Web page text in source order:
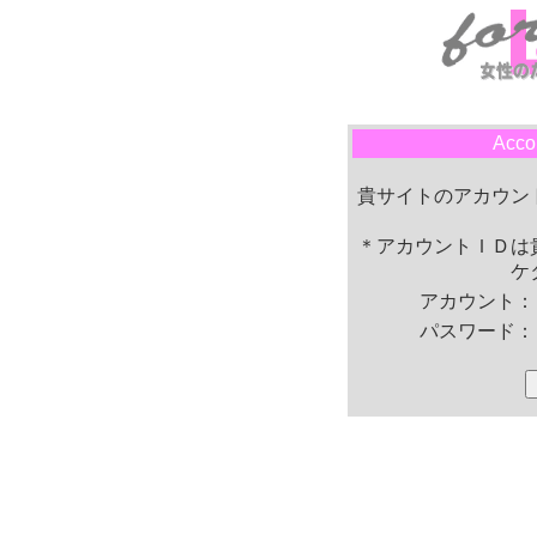
貴サイトのアカウン
＊アカウントＩＤ
ケ
アカウント
パスワード